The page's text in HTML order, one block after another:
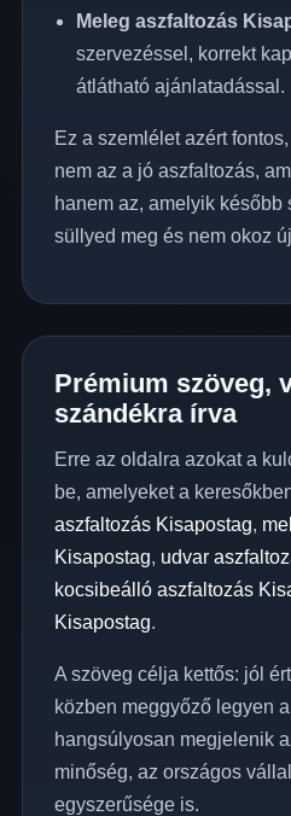
Meleg aszfaltozás
szervezéssel, korrekt
átlátható ajánlatadással.
Ez a szemlélet azért
nem az a jó aszfaltozás,
hanem az, amelyik később
süllyed meg és nem okoz
Prémium szöveg,
szándékra írva
Erre az oldalra azokat a
be, amelyeket a
aszfaltozás Kisapostag,
Kisapostag, udvar
kocsibeálló aszfaltozás
Kisapostag.
A szöveg célja kettős: jól
közben meggyőző legyen
hangsúlyosan megjelenik
minőség, az országos
egyszerűsége is.